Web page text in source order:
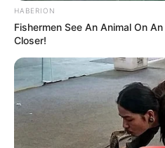
ALERTA
TEMAS RELACIONADOS
CENTRO DE BOGOTÁ
HABERION
Fishermen See An Animal On
Closer!